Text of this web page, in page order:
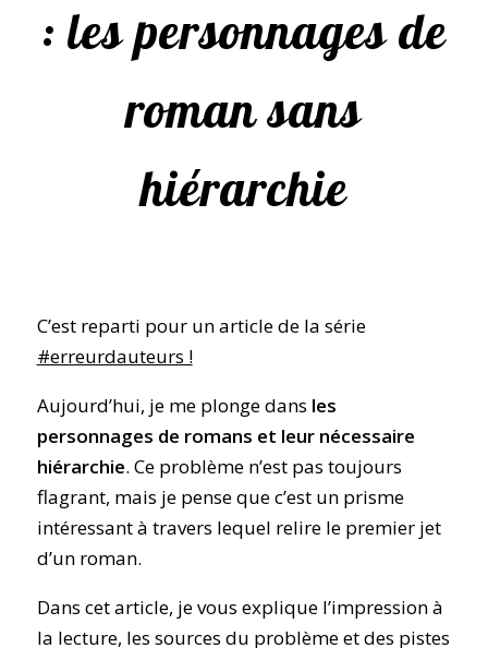
: les personnages de
roman sans
hiérarchie
C’est reparti pour un article de la série
#erreurdauteurs !
Aujourd’hui, je me plonge dans les
personnages de romans et leur nécessaire
hiérarchie. Ce problème n’est pas toujours
flagrant, mais je pense que c’est un prisme
intéressant à travers lequel relire le premier jet
d’un roman.
Dans cet article, je vous explique l’impression à
la lecture, les sources du problème et des pistes